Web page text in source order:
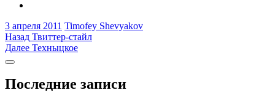
3 апреля 2011 Timofey Shevyakov
Навигация
по
Назад Предыдущая
запись:
Твиттер-стайл
Далее Следующая
Техныцкое
Боковая
Последние записи